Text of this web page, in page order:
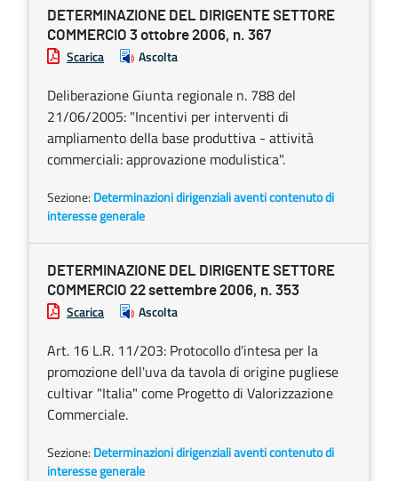
DETERMINAZIONE DEL DIRIGENTE SETTORE
COMMERCIO 3 ottobre 2006, n. 367
Scarica Ascolta
Deliberazione Giunta regionale n. 788 del
21/06/2005: "Incentivi per interventi di
ampliamento della base produttiva - attività
commerciali: approvazione modulistica".
Sezione: Determinazioni dirigenziali aventi contenuto di
interesse generale
DETERMINAZIONE DEL DIRIGENTE SETTORE
COMMERCIO 22 settembre 2006, n. 353
Scarica Ascolta
Art. 16 L.R. 11/203: Protocollo d'intesa per la
promozione dell'uva da tavola di origine pugliese
cultivar "Italia" come Progetto di Valorizzazione
Commerciale.
Sezione: Determinazioni dirigenziali aventi contenuto di
interesse generale